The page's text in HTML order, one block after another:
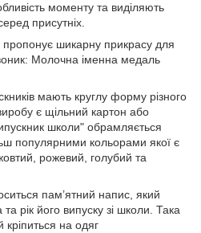
моменту та виділяють
присутніх.
пропонує шикарну прикрасу для
Молочна іменна медаль
мають круглу форму різного
є щільний картон або
школи" обрамляється
популярними кольорами якої є
рожевий, голубий та
пам’ятний напис, який
рік його випуску зі школи. Така
на одяг